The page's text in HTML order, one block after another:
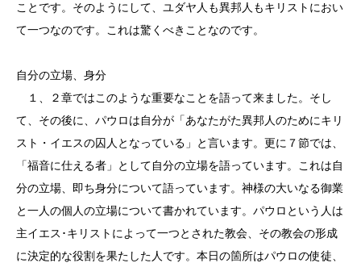
ことです。そのようにして、ユダヤ人も異邦人もキリストにおい
て一つなのです。これは驚くべきことなのです。
自分の立場、身分
１、２章ではこのような重要なことを語って来ました。そし
て、その後に、パウロは自分が「あなたがた異邦人のためにキリ
スト・イエスの囚人となっている」と言います。更に７節では、
「福音に仕える者」として自分の立場を語っています。これは自
分の立場、即ち身分について語っています。神様の大いなる御業
と一人の個人の立場について書かれています。パウロという人は
主イエス･キリストによって一つとされた教会、その教会の形成
に決定的な役割を果たした人です。本日の箇所はパウロの使徒、